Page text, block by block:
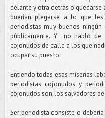
delante y otra detrás o
querían plegarse a lo que
periodistas muy buenos
públicamente. Y no hablo de
cojonudos de calle a los que
ocupar su puesto.
Entiendo todas esas miserias
periodistas cojonudos y
cojonudos son los salvadores
Ser periodista consiste o